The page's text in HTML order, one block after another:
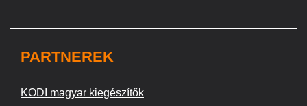
PARTNEREK
KODI magyar kiegészítők